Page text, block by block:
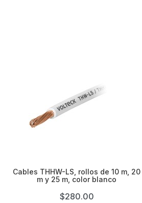

Cables THHW-LS, rollos de 10 m, 20
m y 25 m, color blanco
$280.00